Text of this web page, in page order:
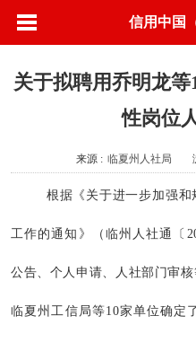
信用中国
关于拟聘用乔明龙
性岗位
来源 : 临夏州人社局
根据《关于进一步加强
工作的通知》（临州人社通〔
公告、个人申请、人社部门审
临夏州工信局等10家单位确定